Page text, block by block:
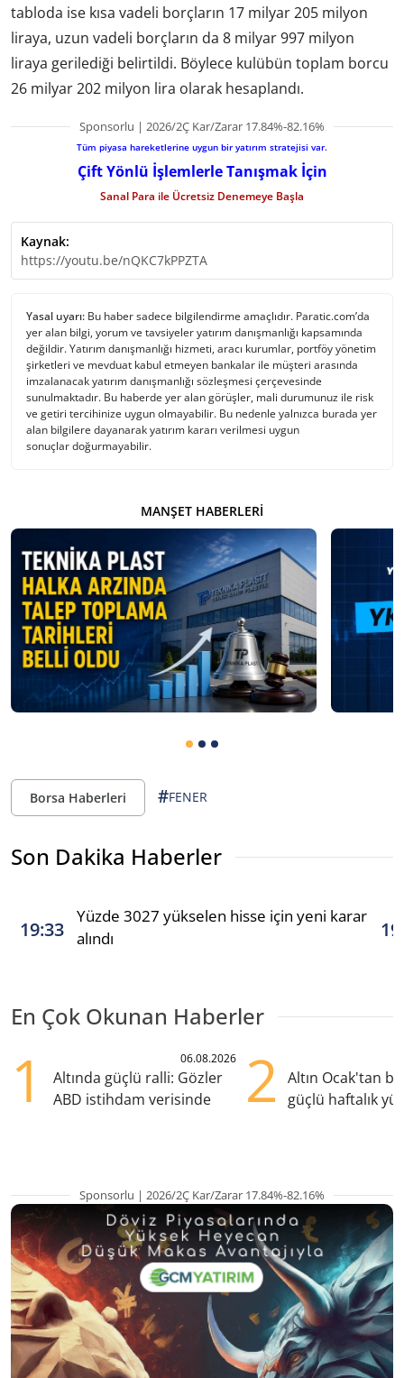
tabloda ise kısa vadeli borçların 17 milyar 205 milyon
liraya, uzun vadeli borçların da 8 milyar 997 milyon
liraya gerilediği belirtildi. Böylece kulübün toplam borcu
26 milyar 202 milyon lira olarak hesaplandı.
Sponsorlu | 2026/2Ç Kar/Zarar 17.84%-82.16%
Tüm piyasa hareketlerine uygun bir yatırım stratejisi var.
Çift Yönlü İşlemlerle Tanışmak İçin
Sanal Para ile Ücretsiz Denemeye Başla
Kaynak:
https://youtu.be/nQKC7kPPZTA
Yasal uyarı: Bu haber sadece bilgilendirme amaçlıdır. Paratic.com’da
yer alan bilgi, yorum ve tavsiyeler yatırım danışmanlığı kapsamında
değildir. Yatırım danışmanlığı hizmeti, aracı kurumlar, portföy yönetim
şirketleri ve mevduat kabul etmeyen bankalar ile müşteri arasında
imzalanacak yatırım danışmanlığı sözleşmesi çerçevesinde
sunulmaktadır. Bu haberde yer alan görüşler, mali durumunuz ile risk
ve getiri tercihinize uygun olmayabilir. Bu nedenle yalnızca burada yer
alan bilgilere dayanarak yatırım kararı verilmesi uygun
sonuçlar doğurmayabilir.
MANŞET HABERLERI
Borsa Haberleri #FENER
Son Dakika Haberler
19:33
Yüzde 3027 yükselen hisse için yeni karar
alındı
En Çok Okunan Haberler
1 06.08.2026
Altında güçlü ralli: Gözler
ABD istihdam verisinde
2
Altın Ocak'tan
güçlü haftalık
Sponsorlu | 2026/2Ç Kar/Zarar 17.84%-82.16%